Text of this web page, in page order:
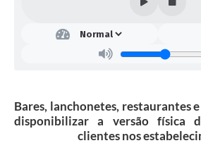
Bares, lanchonetes, restaurantes
disponibilizar a versão física
clientes nos